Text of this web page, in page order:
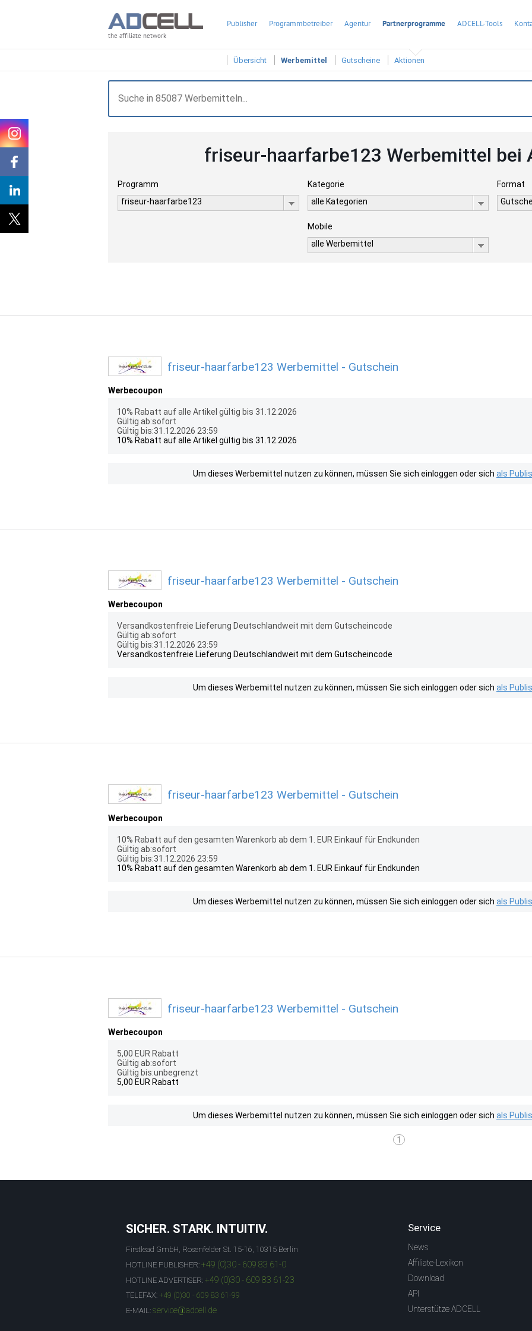
the affiliate network
Publisher Programmbetreiber Agentur Partnerprogramme ADCELL-Tools
Übersicht Werbemittel Gutscheine Aktionen
friseur-haarfarbe123 Werbemittel bei
Programm
friseur-haarfarbe123
Kategorie
alle Kategorien
Format
Mobile
alle Werbemittel
friseur-haarfarbe123 Werbemittel - Gutschein
Werbecoupon
10% Rabatt auf alle Artikel gültig bis 31.12.2026
Gültig ab:sofort
Gültig bis:31.12.2026 23:59
10% Rabatt auf alle Artikel gültig bis 31.12.2026
Um dieses Werbemittel nutzen zu können, müssen Sie sich einloggen oder sich als
friseur-haarfarbe123 Werbemittel - Gutschein
Werbecoupon
Versandkostenfreie Lieferung Deutschlandweit mit dem Gutscheincode
Gültig ab:sofort
Gültig bis:31.12.2026 23:59
Versandkostenfreie Lieferung Deutschlandweit mit dem Gutscheincode
Um dieses Werbemittel nutzen zu können, müssen Sie sich einloggen oder sich als
friseur-haarfarbe123 Werbemittel - Gutschein
Werbecoupon
10% Rabatt auf den gesamten Warenkorb ab dem 1. EUR Einkauf für Endkunden
Gültig ab:sofort
Gültig bis:31.12.2026 23:59
10% Rabatt auf den gesamten Warenkorb ab dem 1. EUR Einkauf für Endkunden
Um dieses Werbemittel nutzen zu können, müssen Sie sich einloggen oder sich als
friseur-haarfarbe123 Werbemittel - Gutschein
Werbecoupon
5,00 EUR Rabatt
Gültig ab:sofort
Gültig bis:unbegrenzt
5,00 EUR Rabatt
Um dieses Werbemittel nutzen zu können, müssen Sie sich einloggen oder sich als
1
SICHER. STARK. INTUITIV.
Firstlead GmbH, Rosenfelder St. 15-16, 10315 Berlin
HOTLINE PUBLISHER: +49 (0)30 - 609 83 61-0
HOTLINE ADVERTISER: +49 (0)30 - 609 83 61-23
TELEFAX: +49 (0)30 - 609 83 61-99
E-MAIL: service@adcell.de
Service
News
Affiliate-Lexikon
Download
API
Unterstütze ADCELL